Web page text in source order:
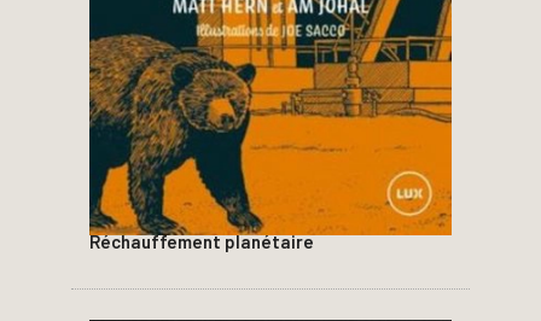
Réchauffement planétaire